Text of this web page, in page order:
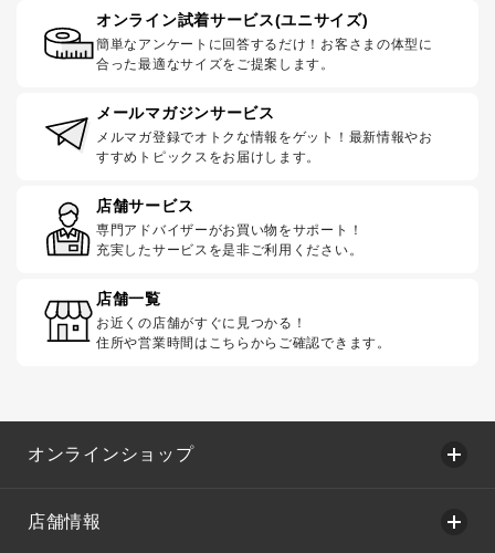
オンライン試着サービス(ユニサイズ)
簡単なアンケートに回答するだけ！お客さまの体型に
合った最適なサイズをご提案します。
メールマガジンサービス
メルマガ登録でオトクな情報をゲット！最新情報やお
すすめトピックスをお届けします。
店舗サービス
専門アドバイザーがお買い物をサポート！
充実したサービスを是非ご利用ください。
店舗一覧
お近くの店舗がすぐに見つかる！
住所や営業時間はこちらからご確認できます。
オンラインショップ
店舗情報